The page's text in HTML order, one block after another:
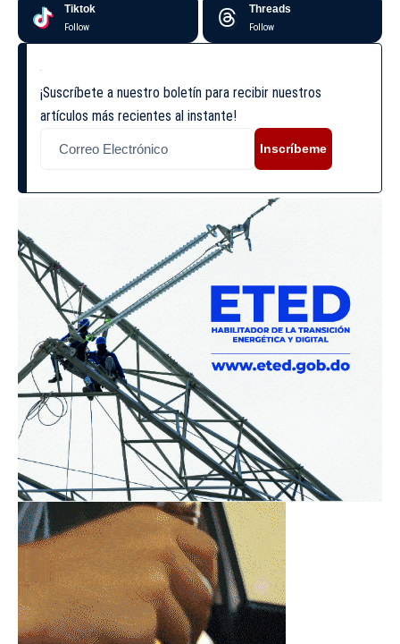
Tiktok
Follow
Threads
Follow
¡Suscríbete a nuestro boletín para recibir nuestros
artículos más recientes al instante!
Inscríbeme